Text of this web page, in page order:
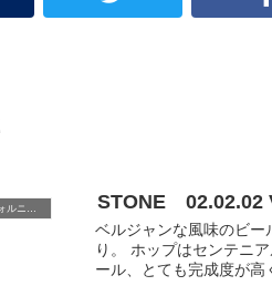
STONE 02.02.02
ベルジャンな風味のビー
り。 ホップはセンテニ
ール、とても完成度が高